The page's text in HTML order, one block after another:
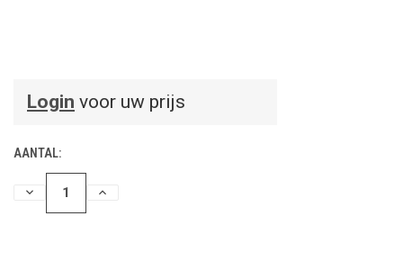
Login voor uw prijs
AANTAL:
HOEVEELHEIDHOEVEELHEID